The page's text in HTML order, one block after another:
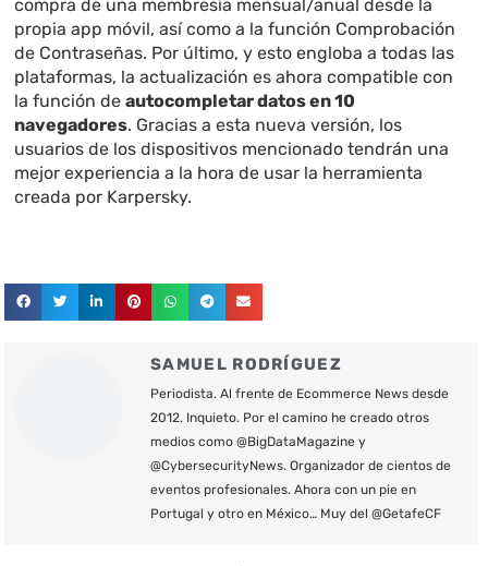
compra de una membresía mensual/anual desde la
propia app móvil, así como a la función Comprobación
de Contraseñas. Por último, y esto engloba a todas las
plataformas, la actualización es ahora compatible con
la función deautocompletar datos en 10
navegadores. Gracias a esta nueva versión, los
usuarios de los dispositivos mencionado tendrán una
mejor experiencia a la hora de usar la herramienta
creada por Karpersky.
SAMUEL RODRÍGUEZ
Periodista. Al frente de Ecommerce News desde
2012. Inquieto. Por el camino he creado otros
medios como @BigDataMagazine y
@CybersecurityNews. Organizador de cientos de
eventos profesionales. Ahora con un pie en
Portugal y otro en México… Muy del @GetafeCF